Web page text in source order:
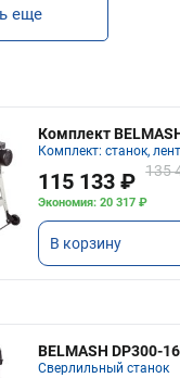
еще
Комплект
Комплект: станок,
115 133 ₽ 135
Экономия: 20 317 ₽
В корзину
BELMASH DP300-
Сверлильный станок